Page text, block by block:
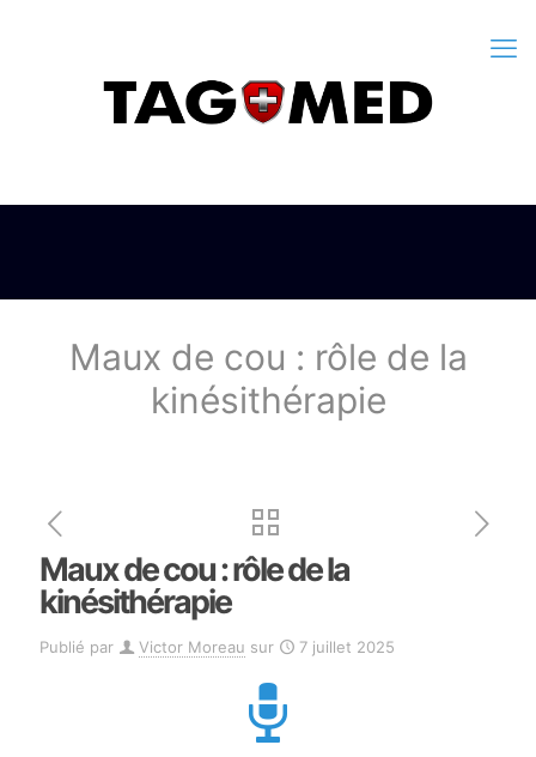
Maux de cou : rôle de la
kinésithérapie
Maux de cou : rôle de la
kinésithérapie
Publié par Victor Moreau sur 7 juillet 2025